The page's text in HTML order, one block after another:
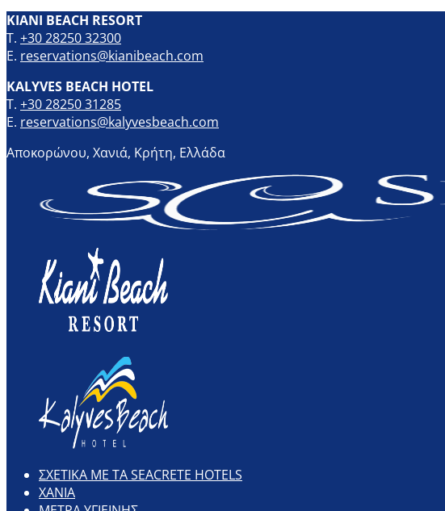
KIANI BEACH RESORT
T. +30 28250 32300
E. reservations@kianibeach.com
KALYVES BEACH HOTEL
T. +30 28250 31285
E. reservations@kalyvesbeach.com
Αποκορώνου, Χανιά, Κρήτη, Ελλάδα
ΣΧΕΤΙΚΑ ΜΕ ΤΑ SEACRETE HOTELS
ΧΑΝΙΑ